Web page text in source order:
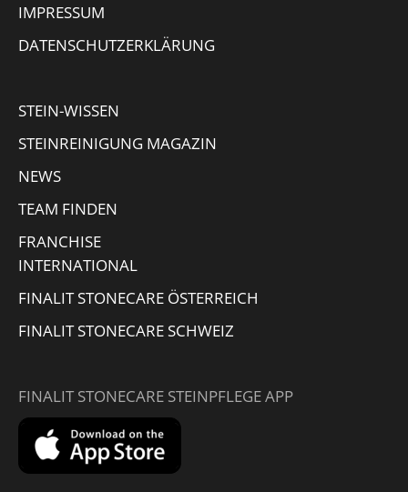
opens
in
opens
in
opens
in
opens
window
IMPRESSUM
DATENSCHUTZERKLÄRUNG
STEIN-WISSEN
STEINREINIGUNG MAGAZIN
NEWS
TEAM FINDEN
FRANCHISE
INTERNATIONAL
FINALIT STONECARE ÖSTERREICH
FINALIT STONECARE SCHWEIZ
FINALIT STONECARE STEINPFLEGE APP